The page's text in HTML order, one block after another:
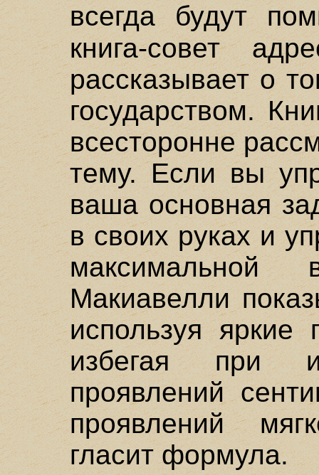
всегда будут
книга-совет
рассказывает о
государством.
всесторонне
тему. Если вы
ваша основная
в своих руках и
Макиавелли
используя
избегая при
проявлений
проявлений
гласит формула.